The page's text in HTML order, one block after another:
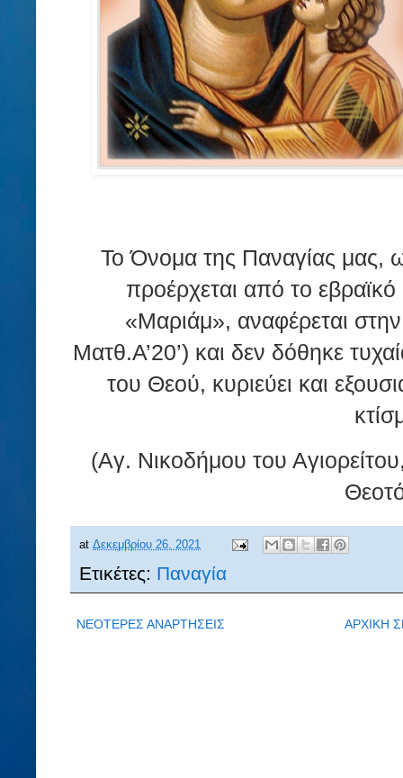
Το Όνομα της Παναγίας μας,
προέρχεται από το
«Μαριάμ», αναφέρεται
Ματθ.Α’20’) και δεν δόθηκε
του Θεού, κυριεύει και
(Αγ. Νικοδήμου του
at Δεκεμβρίου 26, 2021
Ετικέτες: Παναγία
ΝΕΟΤΕΡΕΣ ΑΝΑΡΤΗΣΕΙΣ ΑΡΧΙΚΗ